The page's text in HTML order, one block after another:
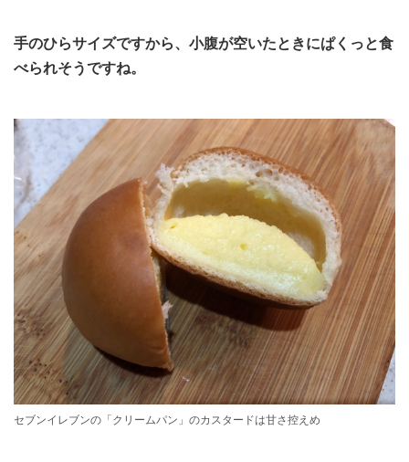
手のひらサイズですから、小腹が空いたときにぱくっと食
べられそうですね。
セブンイレブンの「クリームパン」のカスタードは甘さ控えめ